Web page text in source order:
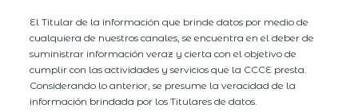
El Titular de la información que brinde datos por medio de
cualquiera de nuestros canales, se encuentra en el deber de
suministrar información veraz y cierta con el objetivo de
cumplir con las actividades y servicios que la CCCE presta.
Considerando lo anterior, se presume la veracidad de la
información brindada por los Titulares de datos.